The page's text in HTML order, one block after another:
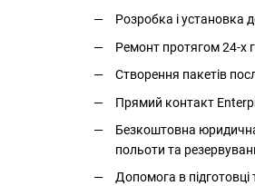
Розробка і установка
Ремонт протягом 24-х
Створення пакетів
Прямий контакт
Безкоштовна юридична
польоти та
Допомога в підготовці